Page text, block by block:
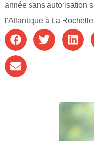
année sans autorisation
l'Atlantique à La